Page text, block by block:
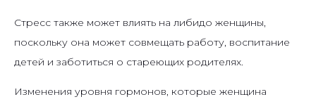
Стресс также может влиять на либидо женщины,
поскольку она может совмещать работу, воспитание
детей и заботиться о стареющих родителях.
Изменения уровня гормонов, которые женщина